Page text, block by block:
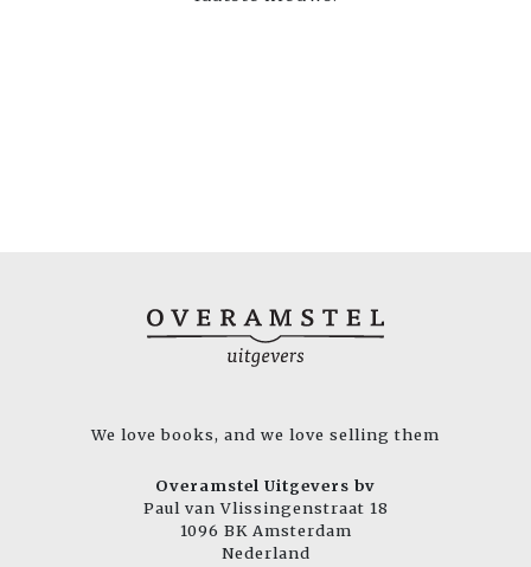
We love books, and we love selling them
Overamstel Uitgevers bv
Paul van Vlissingenstraat 18
1096 BK Amsterdam
Nederland